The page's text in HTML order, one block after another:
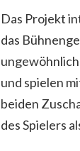
Das Projekt
das
und spielen
beiden
des Spielers